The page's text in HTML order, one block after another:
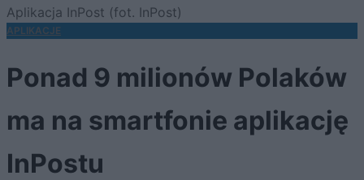
Aplikacja InPost (fot. InPost)
APLIKACJE
Ponad 9 milionów Polaków
ma na smartfonie aplikację
InPostu